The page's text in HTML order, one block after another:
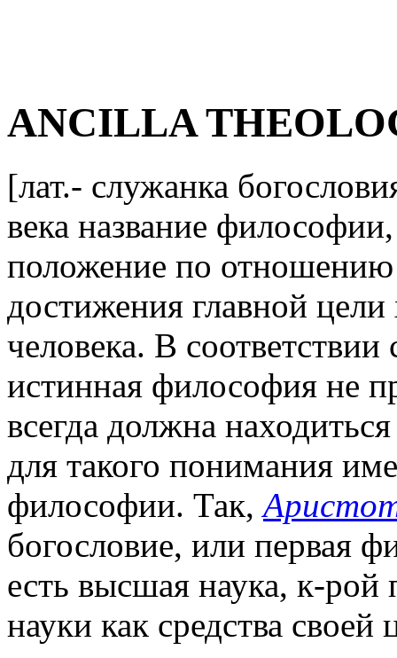
ANCILLA
[лат.- служанка
века название
положение по отношению
достижения главной
человека. В
истинная философия не
всегда должна
для такого понимания
философии. Так,
богословие, или первая
есть высшая наука, к-рой
науки как средства